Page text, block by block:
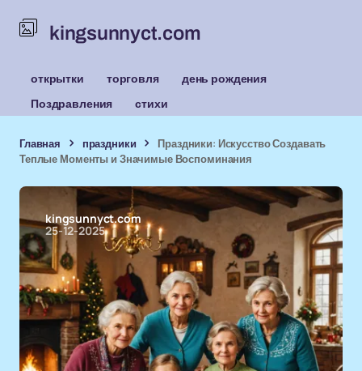
kingsunnyct.com
открытки торговля
день рождения
Поздравления
стихи
Главная праздники
Праздники: Искусство Создавать
Теплые Моменты и Значимые Воспоминания
kingsunnyct.com
25-12-2025